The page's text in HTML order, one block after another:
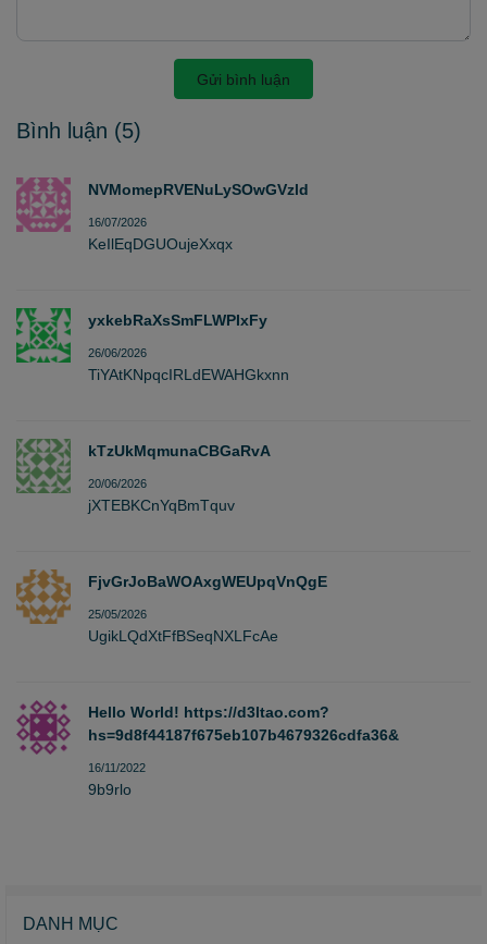
Gửi bình luận
Bình luận (5)
NVMomepRVENuLySOwGVzld
16/07/2026
KeIlEqDGUOujeXxqx
yxkebRaXsSmFLWPIxFy
26/06/2026
TiYAtKNpqcIRLdEWAHGkxnn
kTzUkMqmunaCBGaRvA
20/06/2026
jXTEBKCnYqBmTquv
FjvGrJoBaWOAxgWEUpqVnQgE
25/05/2026
UgikLQdXtFfBSeqNXLFcAe
Hello World! https://d3ltao.com?
hs=9d8f44187f675eb107b4679326cdfa36&
16/11/2022
9b9rlo
DANH MỤC